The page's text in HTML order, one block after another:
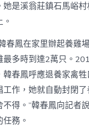
她是溪翁莊鎮石馬峪
春鳳在家里辦起養雞
最多時到達2萬只。
韓春鳳呼應退養家禽
作，她就自動封閉了
不得。”韓春鳳向記者
務。